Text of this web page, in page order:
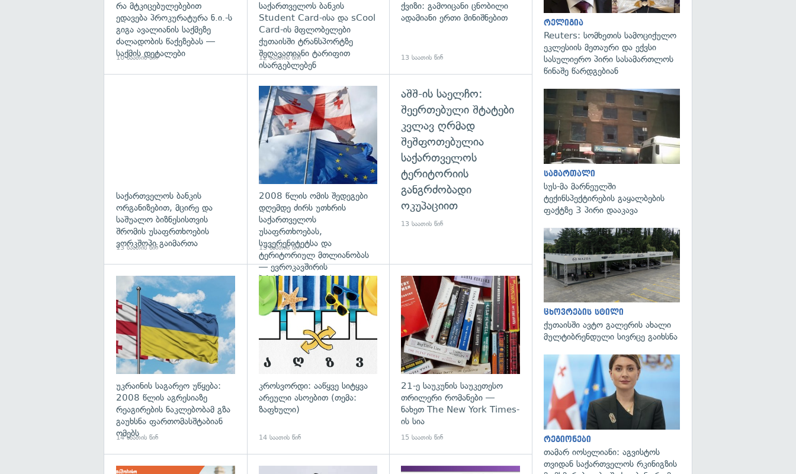
რა მტკიცებულებებით
ედავება პროკურატურა ნ.ი.-ს
გიგა ავალიანის საქმეზე
ძალადობის წაქეზებას —
საქმის დეტალები
10 საათის წინ
საქართველოს ბანკის
Student Card-ისა და sCool
Card-ის მფლობელები
ქუთაისში ტრანსპორტზე
შეღავათიანი ტარიფით
ისარგებლებენ
12 საათის წინ
ქვიზი: გამოიცანი ცნობილი
ადამიანი ერთი მინიშნებით
13 საათის წინ
საქართველოს ბანკის
ორგანიზებით, მცირე და
საშუალო ბიზნესისთვის
შრომის უსაფრთხოების
ვორკშოპი გაიმართა
13 საათის წინ
გადახედვა
2008 წლის ომის შედეგები
დღემდე ძირს უთხრის
საქართველოს
უსაფრთხოებას,
სუვერენიტეტსა და
ტერიტორიულ მთლიანობას
— ევროკავშირის
პრესპიკერის განცხადება
13 საათის წინ
აშშ-ის საელჩო:
შეერთებული შტატები
კვლავ ღრმად
შეშფოთებულია
საქართველოს
ტერიტორიის
განგრძობადი
ოკუპაციით
13 საათის წინ
გადახედვა
უკრაინის საგარეო უწყება:
2008 წლის აგრესიაზე
რეაგირების ნაკლებობამ გზა
გაუხსნა ფართომასშტაბიან
ომებს
14 საათის წინ
გადახედვა
კროსვორდი: ააწყვე სიტყვა
არეული ასოებით (თემა:
ზაფხული)
14 საათის წინ
გადახედვა
21-ე საუკუნის საუკეთესო
თრილერი რომანები —
ნახეთ The New York Times-
ის სია
15 საათის წინ
რელიგია
Reuters: სომხეთის სამოციქულო
ეკლესიის მეთაური და ექვსი
სასულიერო პირი სასამართლოს
წინაშე წარდგებიან
სამართალი
სუს-მა მარნეულში
ტექინსპექტირების გაყალბების
ფაქტზე 3 პირი დააკავა
ცხოვრების სტილი
ქუთაისში ავტო გალერის ახალი
მულტიბრენდული სივრცე გაიხსნა
რეგიონები
თამარ იოსელიანი: აგვისტოს
თვიდან საქართველოს რკინიგზის